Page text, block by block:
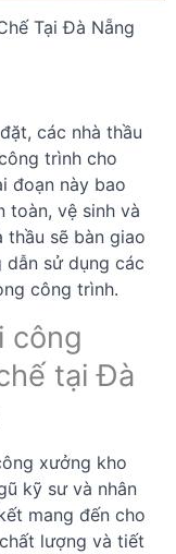
Tại Đà Nẵng
các nhà thầu
trình cho
đoạn này bao
toàn, vệ sinh và
thầu sẽ bàn giao
sử dụng các
công trình.
công
tại Đà
xưởng kho
kỹ sư và nhân
mang đến cho
lượng và tiết